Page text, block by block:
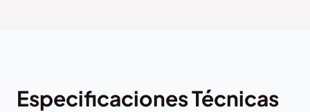
Especificaciones Técnicas